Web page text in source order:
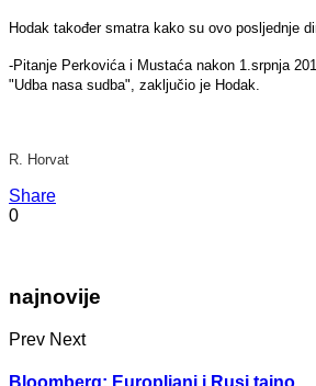
Hodak također smatra kako su ovo posljednje
-Pitanje Perkovića i Mustaća nakon 1.srpnja
"Udba nasa sudba", zaključio je Hodak.
R. Horvat
Share
0
najnovije
Prev Next